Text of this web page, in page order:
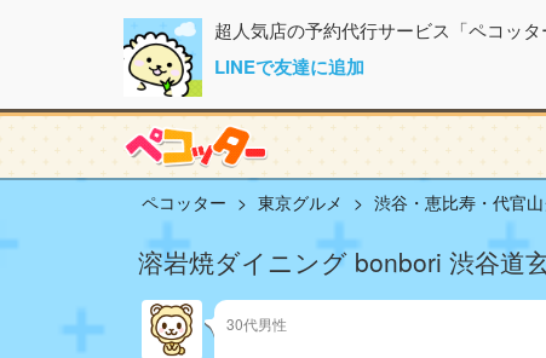
超人気店の予約代行サービス「ペコッタ
LINEで友達に追加
ペコッター 東京グルメ 渋谷・恵比寿・代官
溶岩焼ダイニング bonbori 渋谷道
30代男性